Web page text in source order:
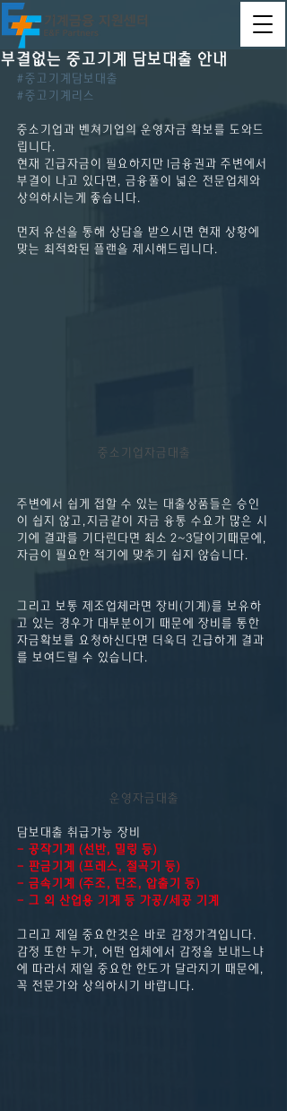
부결없는 중고기계 담보대출 안내
#중고기계담보대출
#중고기계리스
중소기업과 벤쳐기업의 운영자금 확보를 도와드
립니다.
현재 긴급자금이 필요하지만 1금융권과 주변에서
부결이 나고 있다면, 금융풀이 넓은 전문업체와
상의하시는게 좋습니다.
먼저 유선을 통해 상담을 받으시면 현재 상황에
맞는 최적화된 플랜을 제시해드립니다.
중소기업자금대출
주변에서 쉽게 접할 수 있는 대출상품들은 승인
이 쉽지 않고,지금같이 자금 융통 수요가 많은 시
기에 결과를 기다린다면 최소 2~3달이기때문에,
자금이 필요한 적기에 맞추기 쉽지 않습니다.
그리고 보통 제조업체라면 장비(기계)를 보유하
고 있는 경우가 대부분이기 때문에 장비를 통한
자금확보를 요청하신다면 더욱더 긴급하게 결과
를 보여드릴 수 있습니다.
운영자금대출
담보대출 취급가능 장비
- 공작기계 (선반, 밀링 등)
- 판금기계 (프레스, 절곡기 등)
- 금속기계 (주조, 단조, 압출기 등)
- 그 외 산업용 기계 등 가공/세공 기계
그리고 제일 중요한것은 바로 감정가격입니다.
감정 또한 누가, 어떤 업체에서 감정을 보내느냐
에 따라서 제일 중요한 한도가 달라지기 때문에,
꼭 전문가와 상의하시기 바랍니다.​